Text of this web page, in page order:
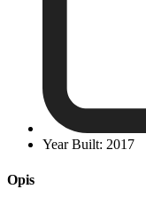
Year Built: 2017
Opis